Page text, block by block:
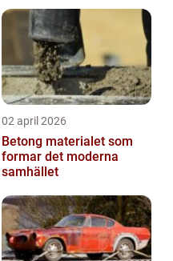
02 april 2026
Betong materialet som
formar det moderna
samhället